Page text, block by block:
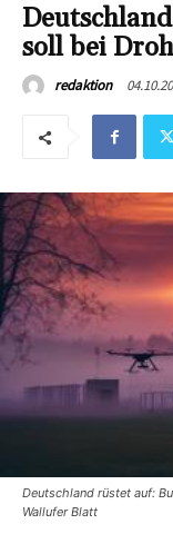
soll bei
redaktion
Deutschland rüstet auf:
Wallufer Blatt